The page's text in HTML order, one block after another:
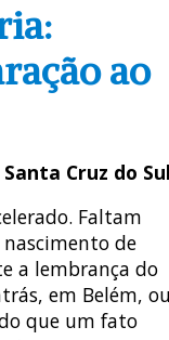
ao
Cruz do
Faltam
nascimento de
a lembrança do
em Belém,
que um fato